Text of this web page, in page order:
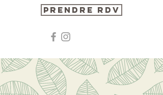
Prendre RDV